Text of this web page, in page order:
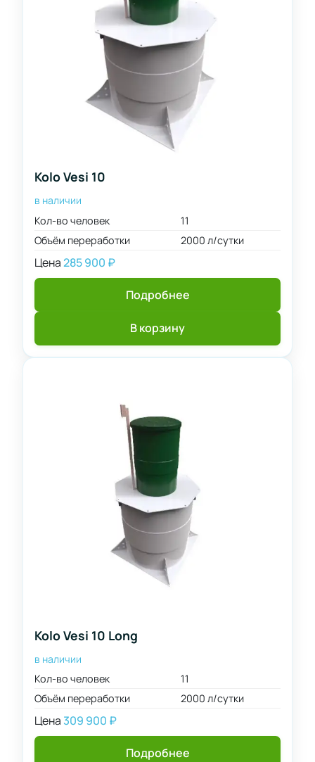
Kolo Vesi 10
в наличии
Кол-во человек
11
Объём переработки
2000 л/сутки
Цена285 900 ₽
Подробнее
В корзину
Kolo Vesi 10 Long
в наличии
Кол-во человек
11
Объём переработки
2000 л/сутки
Цена 309 900 ₽
Подробнее